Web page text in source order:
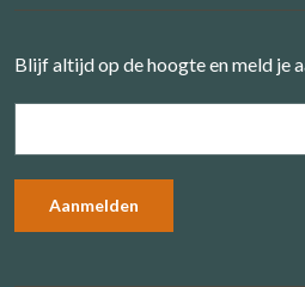
Blijf altijd op de hoogte en meld je